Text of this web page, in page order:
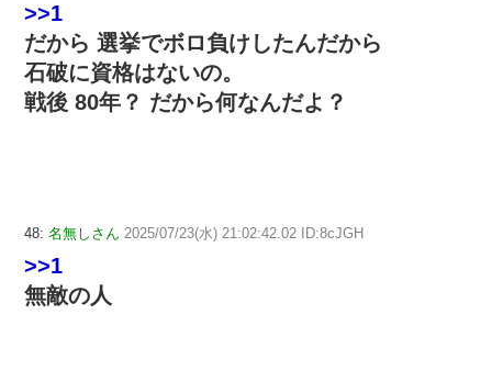
>>1
だから 選挙でボロ負けしたんだから
石破に資格はないの。
戦後 80年？ だから何なんだよ？
48: 名無しさん 2025/07/23(水) 21:02:42.02 ID:8cJGH
>>1
無敵の人